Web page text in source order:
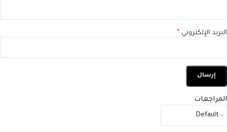
المراجعات
البريد الإلكتروني *